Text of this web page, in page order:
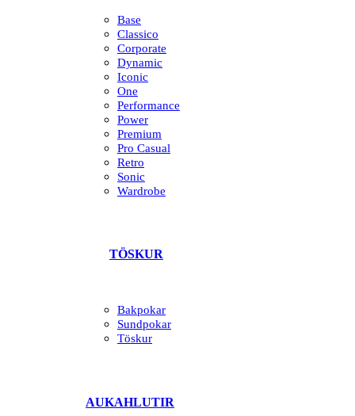
Base
Classico
Corporate
Dynamic
Iconic
One
Performance
Power
Premium
Pro Casual
Retro
Sonic
Wardrobe
TÖSKUR
Bakpokar
Sundpokar
Töskur
AUKAHLUTIR